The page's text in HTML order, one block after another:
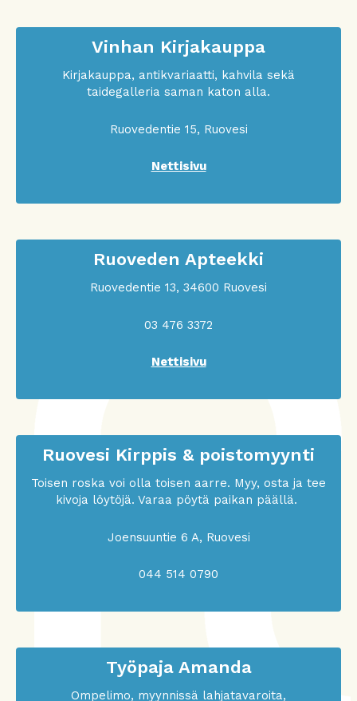
Vinhan Kirjakauppa
Kirjakauppa, antikvariaatti, kahvila sekä
taidegalleria saman katon alla.
Ruovedentie 15, Ruovesi
Nettisivu
Ruoveden Apteekki
Ruovedentie 13, 34600 Ruovesi
03 476 3372
Nettisivu
Ruovesi Kirppis & poistomyynti
Toisen roska voi olla toisen aarre. Myy, osta ja tee
kivoja löytöjä. Varaa pöytä paikan päällä.
Joensuuntie 6 A, Ruovesi
044 514 0790
Työpaja Amanda
Ompelimo, myynnissä lahjatavaroita,